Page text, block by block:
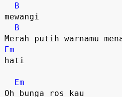
B
mewangi
B
Em
hati
Em
Oh bunga ros kau